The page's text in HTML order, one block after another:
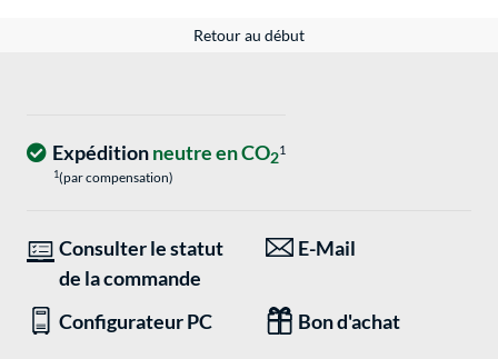
Retour au début
Expéditionneutre en CO21
1(par compensation)
Consulter le statut
de la commande
E-Mail
Configurateur PC Bon d'achat